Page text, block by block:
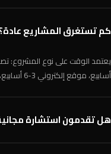
كم تستغرق المشاريع
أسابيع، موقع إلكتروني 3-6 أسابيع، تطبيق موبايل 8-16 أسبوع.
هل تقدمون استشارة